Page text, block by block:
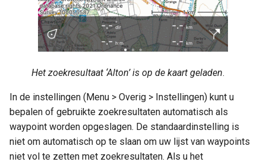
Het zoekresultaat ‘Alton’ is op de kaart geladen.
In de instellingen (Menu > Overig > Instellingen) kunt u
bepalen of gebruikte zoekresultaten automatisch als
waypoint worden opgeslagen. De standaardinstelling is
niet om automatisch op te slaan om uw lijst van waypoints
niet vol te zetten met zoekresultaten. Als u het